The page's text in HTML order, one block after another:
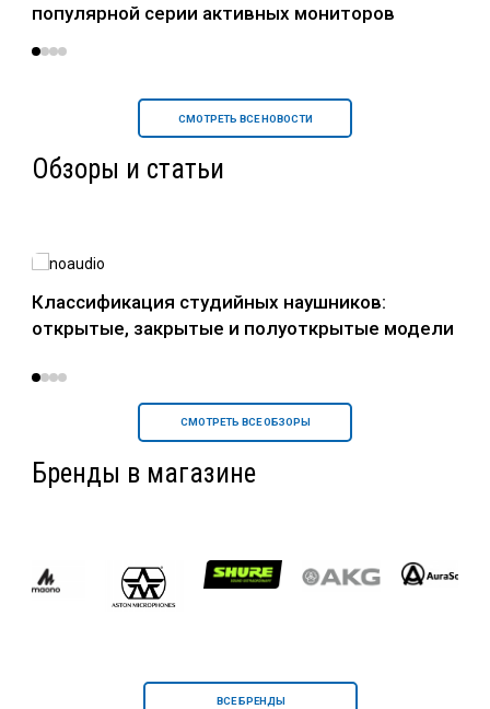
популярной серии активных мониторов
СМОТРЕТЬ ВСЕ НОВОСТИ
Обзоры и статьи
Классификация студийных наушников:
открытые, закрытые и полуоткрытые модели
СМОТРЕТЬ ВСЕ ОБЗОРЫ
Бренды в магазине
ВСЕ БРЕНДЫ